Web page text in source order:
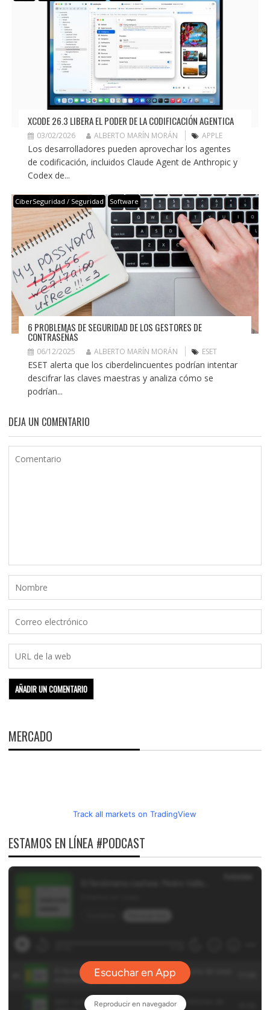
XCODE 26.3 LIBERA EL PODER DE LA CODIFICACIÓN AGENTICA
03/02/2026 ALBERTO MARÍN MORÁN APPLE
Los desarrolladores pueden aprovechar los agentes
de codificación, incluidos Claude Agent de Anthropic y
Codex de...
CiberSeguridad / Seguridad Software
6 PROBLEMAS DE SEGURIDAD DE LOS GESTORES DE
CONTRASEÑAS
06/12/2025 ALBERTO MARÍN MORÁN ESET
ESET alerta que los ciberdelincuentes podrían intentar
descifrar las claves maestras y analiza cómo se
podrían...
DEJA UN COMENTARIO
MERCADO
Track all markets on TradingView
ESTAMOS EN LÍNEA #PODCAST